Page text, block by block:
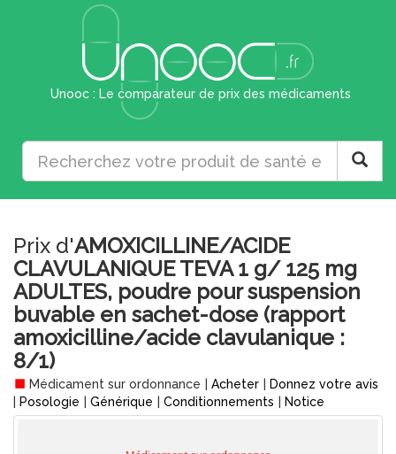
Unooc : Le comparateur de prix des médicaments
Prix d'AMOXICILLINE/ACIDE
CLAVULANIQUE TEVA 1 g/ 125 mg
ADULTES, poudre pour suspension
buvable en sachet-dose (rapport
amoxicilline/acide clavulanique :
8/1)
Médicament sur ordonnance Acheter
Donnez votre avis
Posologie Générique Conditionnements Notice